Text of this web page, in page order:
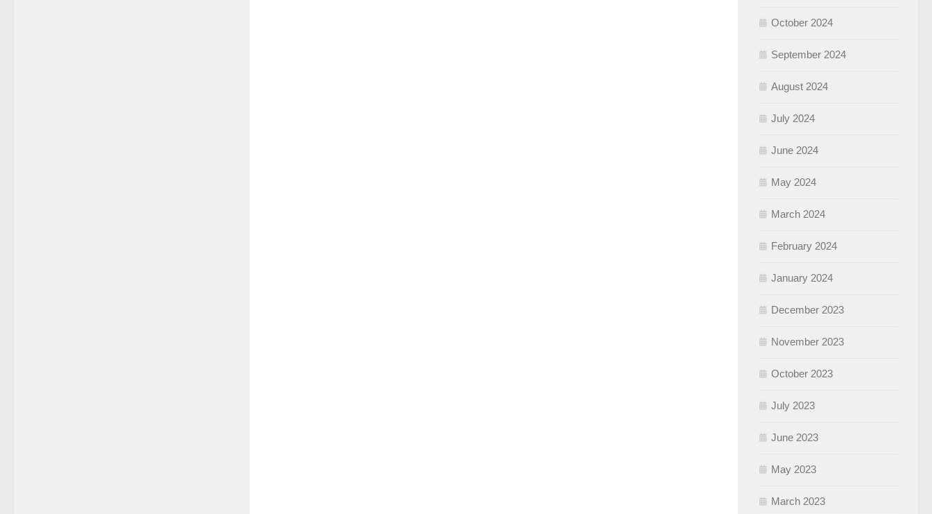
October 2024
September 2024
August 2024
July 2024
June 2024
May 2024
March 2024
February 2024
January 2024
December 2023
November 2023
October 2023
July 2023
June 2023
May 2023
March 2023